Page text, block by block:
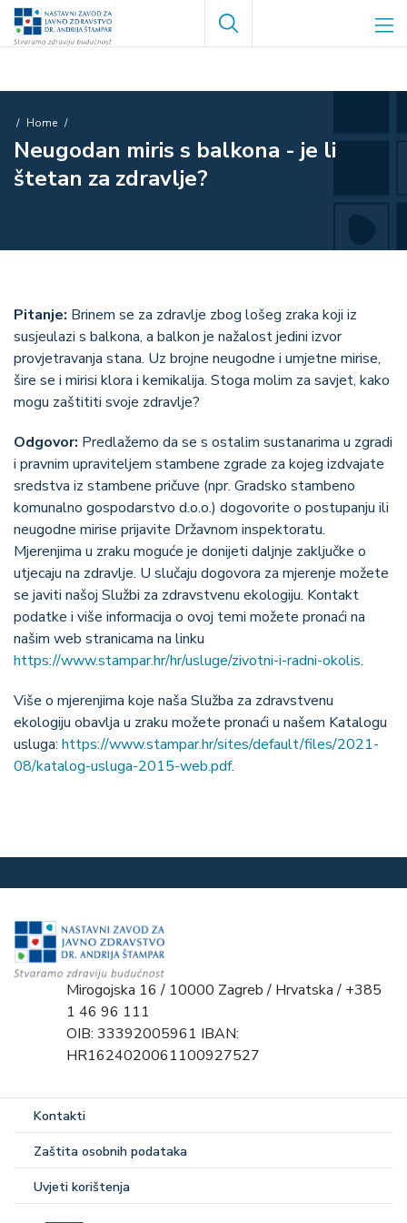
Skip
Search
Breadcrumb
Home
Neugodan miris s balkona - je li
štetan za zdravlje?
Pitanje: Brinem se za zdravlje zbog lošeg zraka koji iz
susjeulazi s balkona, a balkon je nažalost jedini izvor
provjetravanja stana. Uz brojne neugodne i umjetne mirise,
šire se i mirisi klora i kemikalija. Stoga molim za savjet, kako
mogu zaštititi svoje zdravlje?
Odgovor: Predlažemo da se s ostalim sustanarima u zgradi
i pravnim upraviteljem stambene zgrade za kojeg izdvajate
sredstva iz stambene pričuve (npr. Gradsko stambeno
komunalno gospodarstvo d.o.o.) dogovorite o postupanju ili
neugodne mirise prijavite Državnom inspektoratu.
Mjerenjima u zraku moguće je donijeti daljnje zaključke o
utjecaju na zdravlje. U slučaju dogovora za mjerenje možete
se javiti našoj Službi za zdravstvenu ekologiju. Kontakt
podatke i više informacija o ovoj temi možete pronaći na
našim web stranicama na linku
https://www.stampar.hr/hr/usluge/zivotni-i-radni-okolis.
Više o mjerenjima koje naša Služba za zdravstvenu
ekologiju obavlja u zraku možete pronaći u našem Katalogu
usluga: https://www.stampar.hr/sites/default/files/2021-
08/katalog-usluga-2015-web.pdf.
Mirogojska 16 / 10000 Zagreb / Hrvatska / +385
1 46 96 111
OIB: 33392005961 IBAN:
HR1624020061100927527
Kontakti
Zaštita osobnih podataka
Uvjeti korištenja